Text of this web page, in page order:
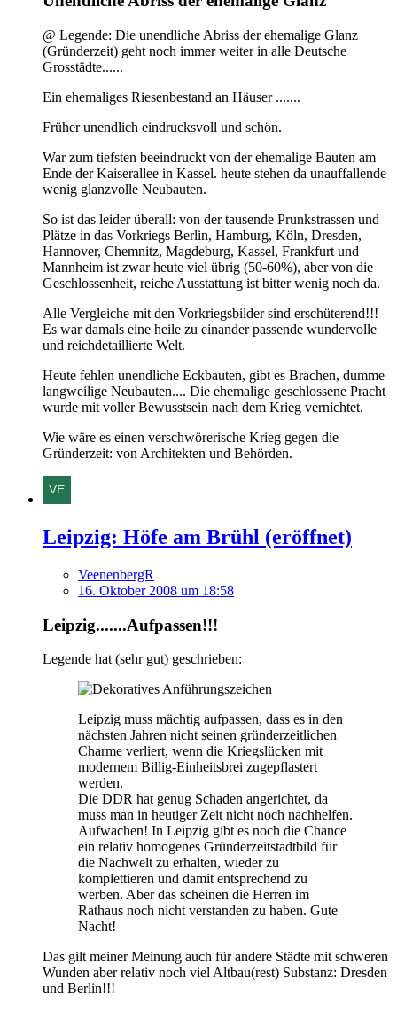
@ Legende: Die unendliche Abriss der ehemalige Glanz
(Gründerzeit) geht noch immer weiter in alle Deutsche
Grosstädte......
Ein ehemaliges Riesenbestand an Häuser .......
Früher unendlich eindrucksvoll und schön.
War zum tiefsten beeindruckt von der ehemalige Bauten am
Ende der Kaiserallee in Kassel. heute stehen da unauffallende
wenig glanzvolle Neubauten.
So ist das leider überall: von der tausende Prunkstrassen und
Plätze in das Vorkriegs Berlin, Hamburg, Köln, Dresden,
Hannover, Chemnitz, Magdeburg, Kassel, Frankfurt und
Mannheim ist zwar heute viel übrig (50-60%), aber von die
Geschlossenheit, reiche Ausstattung ist bitter wenig noch da.
Alle Vergleiche mit den Vorkriegsbilder sind erschüterend!!!
Es war damals eine heile zu einander passende wundervolle
und reichdetaillierte Welt.
Heute fehlen unendliche Eckbauten, gibt es Brachen, dumme
langweilige Neubauten.... Die ehemalige geschlossene Pracht
wurde mit voller Bewusstsein nach dem Krieg vernichtet.
Wie wäre es einen verschwörerische Krieg gegen die
Gründerzeit: von Architekten und Behörden.
Leipzig: Höfe am Brühl (eröffnet)
VeenenbergR
16. Oktober 2008 um 18:58
Leipzig.......Aufpassen!!!
Legende hat (sehr gut) geschrieben:
Leipzig muss mächtig aufpassen, dass es in den
nächsten Jahren nicht seinen gründerzeitlichen
Charme verliert, wenn die Kriegslücken mit
modernem Billig-Einheitsbrei zugepflastert
werden.
Die DDR hat genug Schaden angerichtet, da
muss man in heutiger Zeit nicht noch nachhelfen.
Aufwachen! In Leipzig gibt es noch die Chance
ein relativ homogenes Gründerzeitstadtbild für
die Nachwelt zu erhalten, wieder zu
komplettieren und damit entsprechend zu
werben. Aber das scheinen die Herren im
Rathaus noch nicht verstanden zu haben. Gute
Nacht!
Das gilt meiner Meinung auch für andere Städte mit schweren
Wunden aber relativ noch viel Altbau(rest) Substanz: Dresden
und Berlin!!!